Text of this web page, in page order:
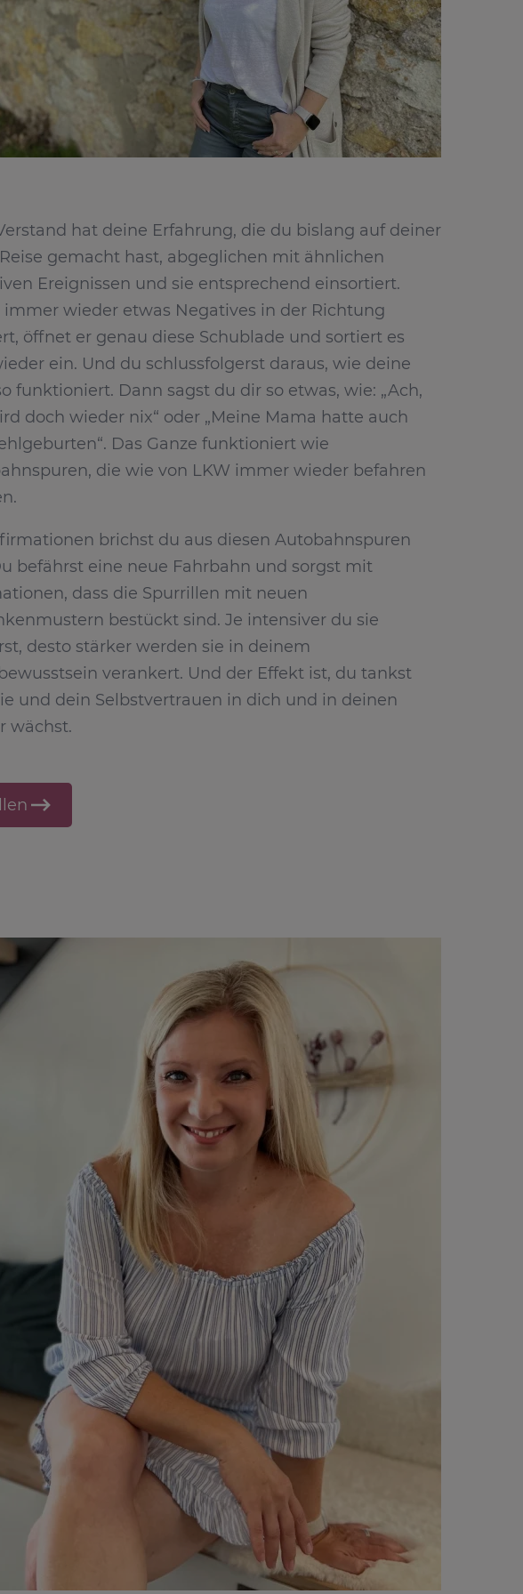
hat deine Erfahrung, die du bislang auf deiner
gemacht hast, abgeglichen mit ähnlichen
Ereignissen und sie entsprechend einsortiert.
immer wieder etwas Negatives in der Richtung
öffnet er genau diese Schublade und sortiert es
ein. Und du schlussfolgerst daraus, wie deine
funktioniert. Dann sagst du dir so etwas, wie: „Ach,
doch wieder nix“ oder „Meine Mama hatte auch
Das Ganze funktioniert wie
die wie von LKW immer wieder befahren
brichst du aus diesen Autobahnspuren
befährst eine neue Fahrbahn und sorgst mit
dass die Spurrillen mit neuen
bestückt sind. Je intensiver du sie
desto stärker werden sie in deinem
verankert. Und der Effekt ist, du tankst
und dein Selbstvertrauen in dich und in deinen
wächst.